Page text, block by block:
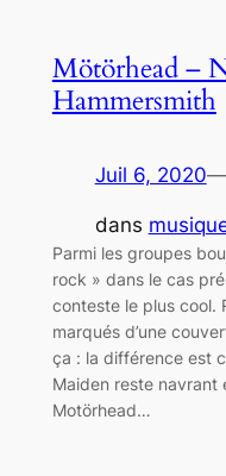
Mötörhead –
Hammersmith
Juil 6, 2020—
dans
Parmi les groupes
rock » dans le cas
conteste le plus cool.
marqués d’une
ça : la différence est
Maiden reste navrant
Motörhead…